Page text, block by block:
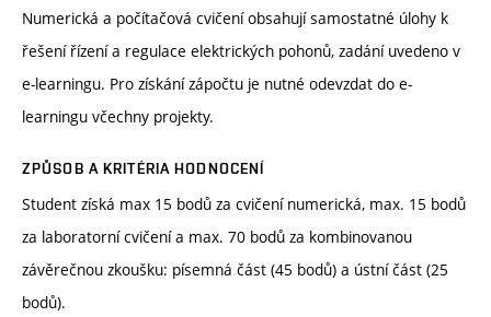
Numerická a počítačová cvičení obsahují samostatné úlohy k
řešení řízení a regulace elektrických pohonů, zadání uvedeno v
e-learningu. Pro získání zápočtu je nutné odevzdat do e-
learningu včechny projekty.
ZPŮSOB A KRITÉRIA HODNOCENÍ
Student získá max 15 bodů za cvičení numerická, max. 15 bodů
za laboratorní cvičení a max. 70 bodů za kombinovanou
závěrečnou zkoušku: písemná část (45 bodů) a ústní část (25
bodů).